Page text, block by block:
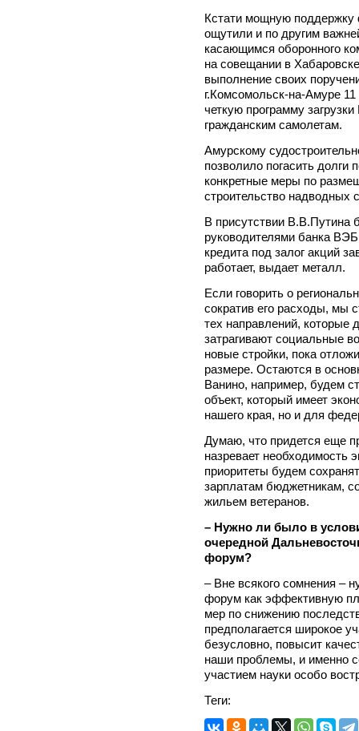
Кстати мощную поддержку
ощутили и по другим
касающимся оборонного
на совещании в
выполнение своих
г.Комсомольск-на-Амуре
четкую программу
гражданским самолетам.
Амурскому
позволило погасить долги
конкретные меры по
строительство надводных
В присутствии В.В.Путина
руководителями банка
кредита под залог акций
работает, выдает металл.
Если говорить о
сократив его расходы, мы
тех направлений, которые
затрагивают социальные
новые стройки, пока
размере. Остаются в
Ванино, например, будем
объект, который имеет
нашего края, но и для
Думаю, что придется еще
назревает необходимость
приоритеты будем
зарплатам бюджетникам,
жильем ветеранов.
– Нужно ли было в
очередной
форум?
– Вне всякого сомнения –
форум как эффективную
мер по снижению
предполагается широкое
безусловно, повысит
наши проблемы, и именно
участием науки особо
Теги: